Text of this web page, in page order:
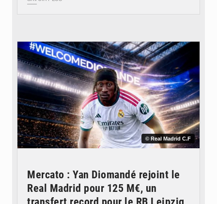
© Real Madrid C.F
Mercato : Yan Diomandé rejoint le
Real Madrid pour 125 M€, un